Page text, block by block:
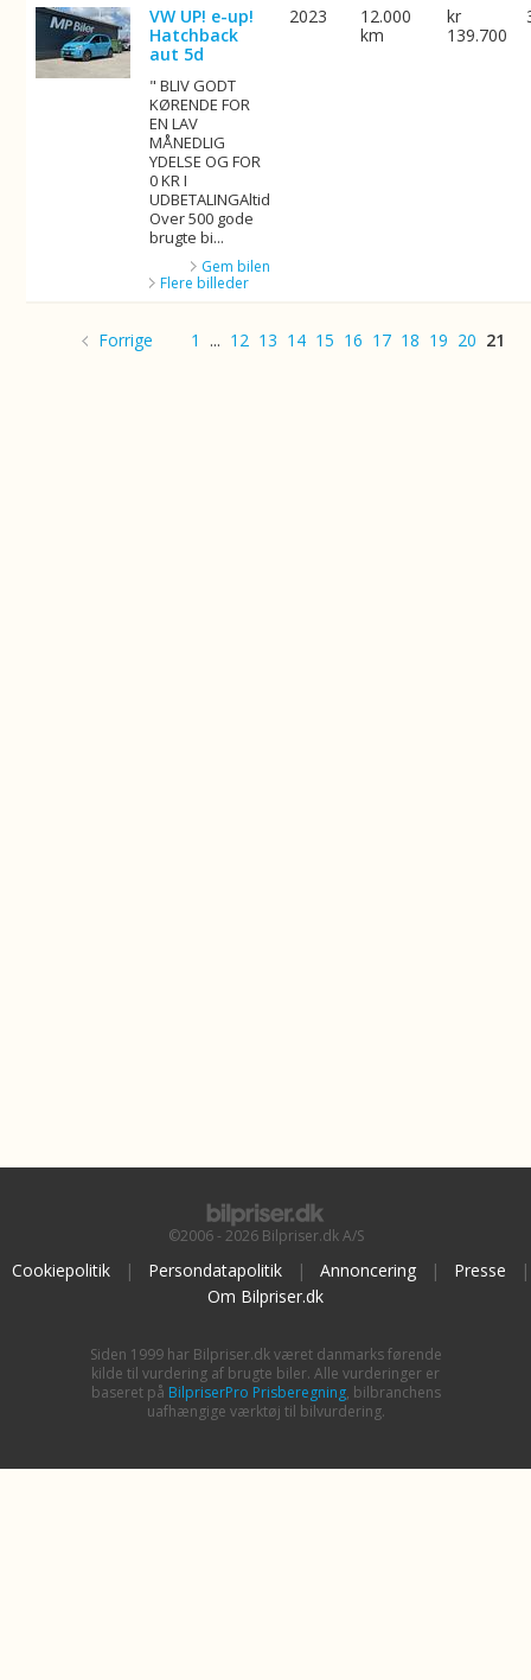
VW UP! e-up!
Hatchback
aut 5d
" BLIV GODT
KØRENDE FOR
EN LAV
MÅNEDLIG
YDELSE OG FOR
0 KR I
UDBETALINGAltid
Over 500 gode
brugte bi...
Gem bilen
Flere billeder
2023
12.000
km
kr
139.700
Forrige 1 ... 12 13 14 15 16 17 18 19 20 21
©2006 - 2026 Bilpriser.dk A/S
Cookiepolitik | Persondatapolitik | Annoncering | Presse
|
Om Bilpriser.dk
Siden 1999 har Bilpriser.dk været danmarks førende
kilde til vurdering af brugte biler. Alle vurderinger er
baseret på BilpriserPro Prisberegning, bilbranchens
uafhængige værktøj til bilvurdering.